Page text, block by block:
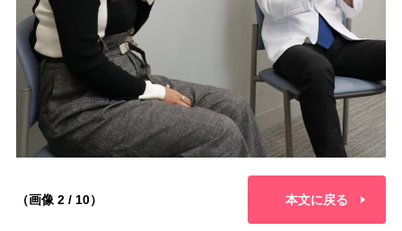
（画像 2 / 10） 本文に戻る